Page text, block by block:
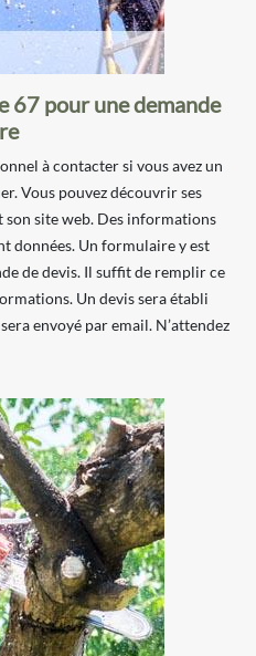
67 pour une demande
à contacter si vous avez un
Vous pouvez découvrir ses
site web. Des informations
données. Un formulaire y est
de devis. Il suffit de remplir ce
Un devis sera établi
envoyé par email. N’attendez